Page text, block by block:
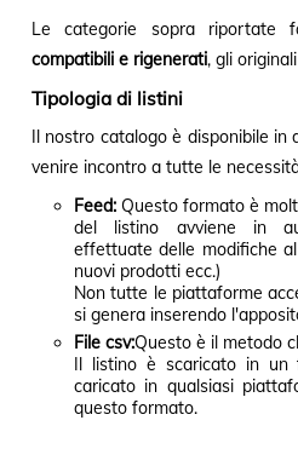
Le categorie sopra riportate
compatibili e rigenerati, gli
Tipologia di listini
Il nostro catalogo è disponibile
venire incontro a tutte le
Feed: Questo formato è
del listino avviene in
effettuate delle modifiche
nuovi prodotti ecc.)
Non tutte le piattaforme
si genera inserendo
File csv:Questo è il metodo
Il listino è scaricato in
caricato in qualsiasi
questo formato.